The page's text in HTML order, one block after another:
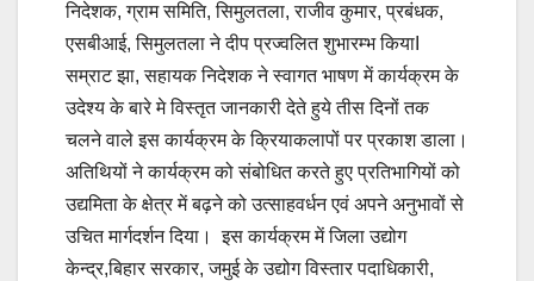
निदेशक, ग्राम समिति, सिमुलतला, राजीव कुमार, प्रबंधक,
एसबीआई, सिमुलतला ने दीप प्रज्वलित शुभारम्भ कियाI
सम्राट झा, सहायक निदेशक ने स्वागत भाषण में कार्यक्रम के
उदेश्य के बारे मे विस्तृत जानकारी देते हुये तीस दिनों तक
चलने वाले इस कार्यक्रम के क्रियाकलापों पर प्रकाश डाला।
अतिथियों ने कार्यक्रम को संबोधित करते हुए प्रतिभागियों को
उद्यमिता के क्षेत्र में बढ़ने को उत्साहवर्धन एवं अपने अनुभावों से
उचित मार्गदर्शन दिया। इस कार्यक्रम में जिला उद्योग
केन्द्र,बिहार सरकार, जमुई के उद्योग विस्तार पदाधिकारी,